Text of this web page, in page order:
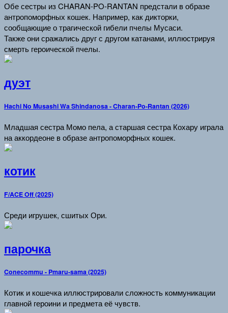
Обе сестры из CHARAN-PO-RANTAN предстали в образе
антропоморфных кошек. Например, как дикторки,
сообщающие о трагической гибели пчелы Мусаси.
Также они сражались друг с другом катанами, иллюстрируя
смерть героической пчелы.
дуэт
Hachi No Musashi Wa Shindanosa - Charan-Po-Rantan (2026)
Младшая сестра Момо пела, а старшая сестра Кохару играла
на аккордеоне в образе антропоморфных кошек.
котик
F/ACE Off (2025)
Среди игрушек, сшитых Ори.
парочка
Conecommu - Pmaru-sama (2025)
Котик и кошечка иллюстрировали сложность коммуникации
главной героини и предмета её чувств.